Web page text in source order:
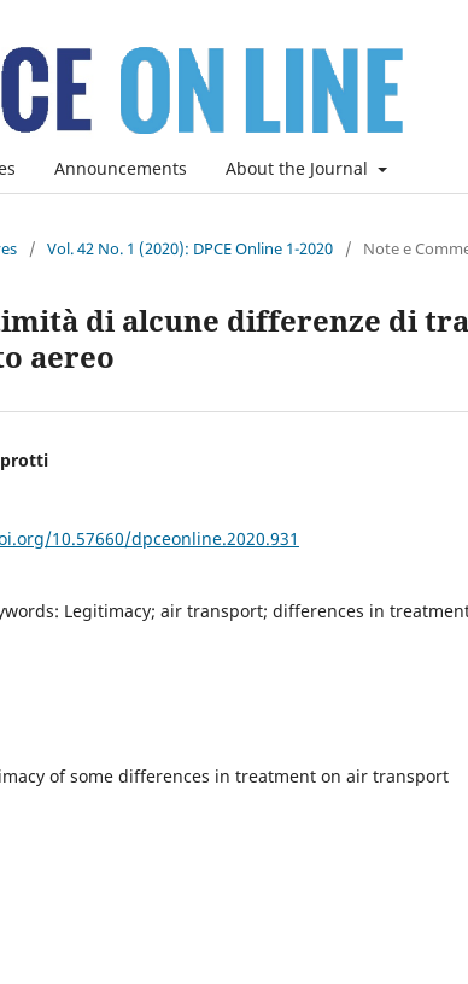
Announcements About the Journal
/ Vol. 42 No. 1 (2020): DPCE Online 1-2020 / Note e
di alcune differenze di
aereo
10.57660/dpceonline.2020.931
Legitimacy; air transport; differences in
of some differences in treatment on air transport